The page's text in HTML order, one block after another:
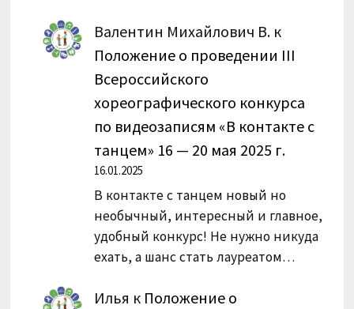
Валентин Михайлович В. к
Положение о проведении III
Всероссийского
хореографического конкурса
по видеозаписям «В контакте с
танцем» 16 — 20 мая 2025 г.
16.01.2025
В контакте с танцем новый но
необычный, интересный и главное,
удобный конкурс! Не нужно никуда
ехать, а шанс стать лауреатом…
Илья к Положение о